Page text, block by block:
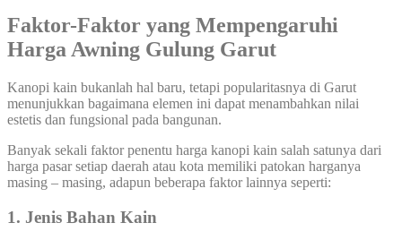
Faktor-Faktor yang Mempengaruhi
Harga Awning Gulung Garut
Kanopi kain bukanlah hal baru, tetapi popularitasnya di Garut
menunjukkan bagaimana elemen ini dapat menambahkan nilai
estetis dan fungsional pada bangunan.
Banyak sekali faktor penentu harga kanopi kain salah satunya dari
harga pasar setiap daerah atau kota memiliki patokan harganya
masing – masing, adapun beberapa faktor lainnya seperti:
1. Jenis Bahan Kain